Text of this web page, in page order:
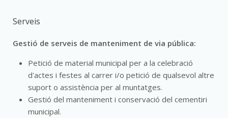
Serveis
Gestió de serveis de manteniment de via pública:
Petició de material municipal per a la celebració
d'actes i festes al carrer i/o petició de qualsevol altre
suport o assistència per al muntatges.
Gestió del manteniment i conservació del cementiri
municipal.